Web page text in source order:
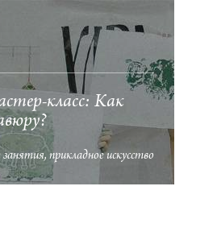
класс: Как
занятия прикладное искусство